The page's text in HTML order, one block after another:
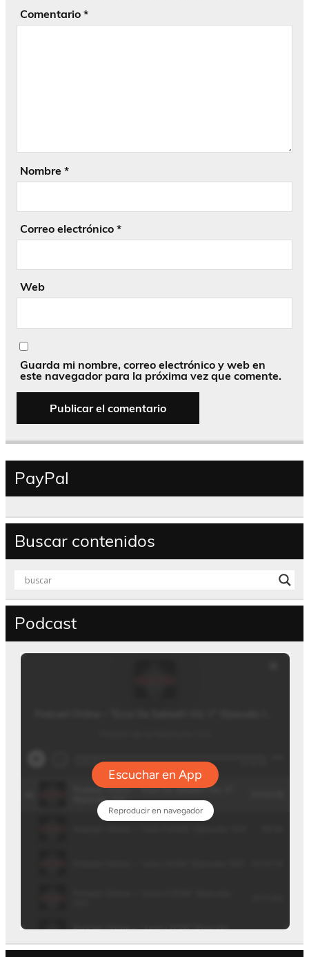
Comentario *
Nombre *
Correo electrónico *
Web
Guarda mi nombre, correo electrónico y web en
este navegador para la próxima vez que comente.
PayPal
Buscar contenidos
Podcast